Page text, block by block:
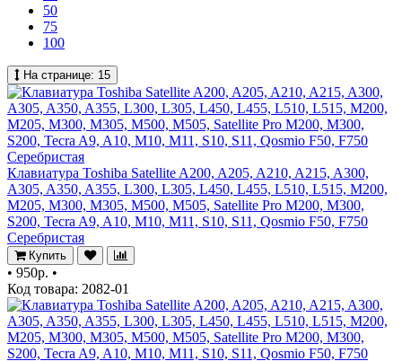
50
75
100
На странице: 15
Клавиатура Toshiba Satellite A200, A205, A210, A215, A300,
A305, A350, A355, L300, L305, L450, L455, L510, L515, M200,
M205, M300, M305, M500, M505, Satellite Pro M200, M300,
S200, Tecra A9, A10, M10, M11, S10, S11, Qosmio F50, F750
Серебристая
Купить
• 950р. •
Код товара: 2082-01